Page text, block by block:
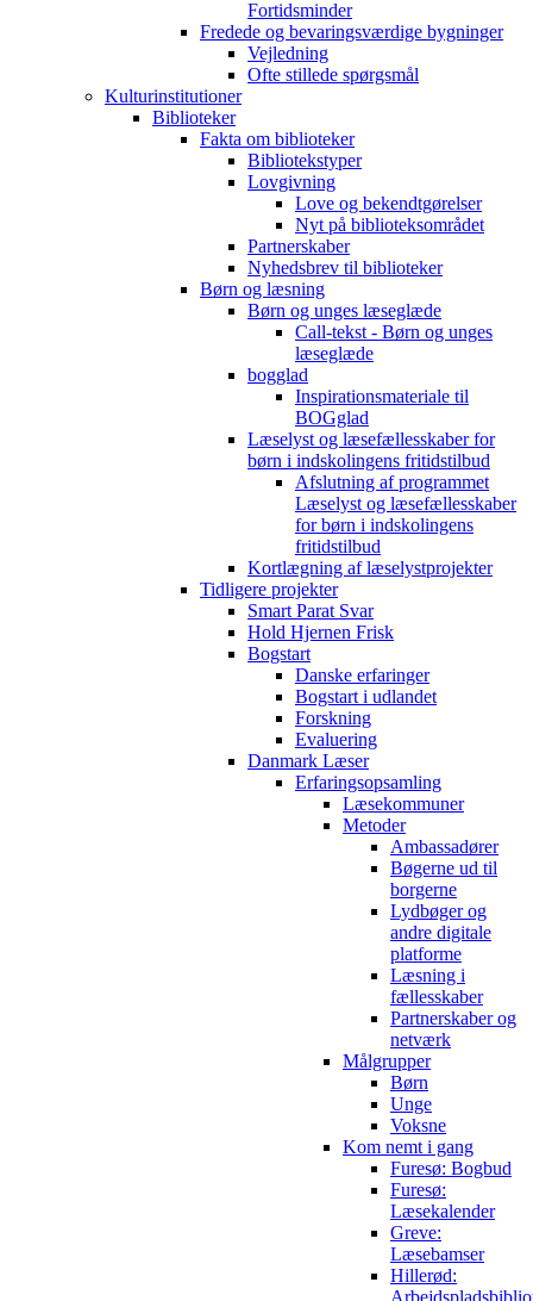
Fortidsminder
Fredede og bevaringsværdige bygninger
Vejledning
Ofte stillede spørgsmål
Kulturinstitutioner
Biblioteker
Fakta om biblioteker
Bibliotekstyper
Lovgivning
Love og bekendtgørelser
Nyt på biblioteksområdet
Partnerskaber
Nyhedsbrev til biblioteker
Børn og læsning
Børn og unges læseglæde
Call-tekst - Børn og unges
læseglæde
bogglad
Inspirationsmateriale til
BOGglad
Læselyst og læsefællesskaber for
børn i indskolingens fritidstilbud
Afslutning af programmet
Læselyst og læsefællesskaber
for børn i indskolingens
fritidstilbud
Kortlægning af læselystprojekter
Tidligere projekter
Smart Parat Svar
Hold Hjernen Frisk
Bogstart
Danske erfaringer
Bogstart i udlandet
Forskning
Evaluering
Danmark Læser
Erfaringsopsamling
Læsekommuner
Metoder
Ambassadører
Bøgerne ud til
borgerne
Lydbøger og
andre digitale
platforme
Læsning i
fællesskaber
Partnerskaber og
netværk
Målgrupper
Børn
Unge
Voksne
Kom nemt i gang
Furesø: Bogbud
Furesø:
Læsekalender
Greve:
Læsebamser
Hillerød: